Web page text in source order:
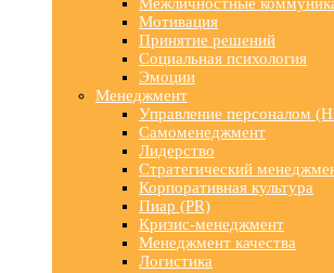
Мотивация
Принятие решений
Социальная психология
Эмоции
Менеджмент
Управление персоналом
Самоменеджмент
Лидерство
Стратегический
Корпоративная культура
Пиар (PR)
Кризис-менеджмент
Менеджмент качества
Логистика